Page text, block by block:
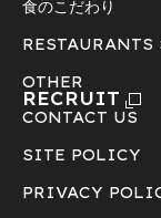
食のこだわり
RESTAURANTS
OTHER
RECRUIT
CONTACT US
SITE POLICY
PRIVACY